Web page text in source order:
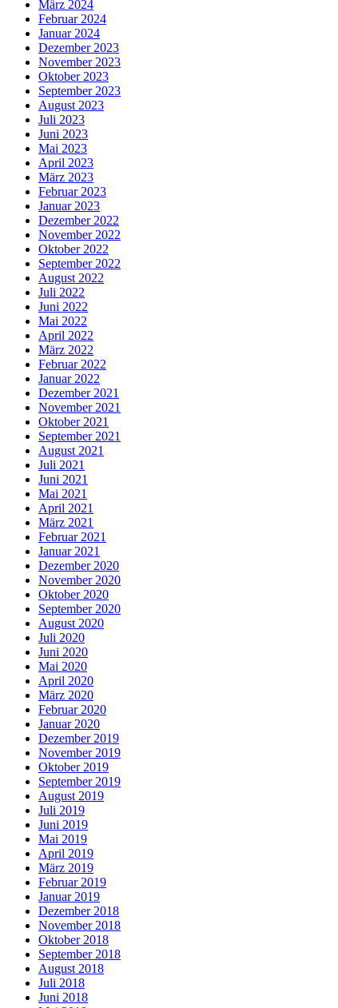
März 2024
Februar 2024
Januar 2024
Dezember 2023
November 2023
Oktober 2023
September 2023
August 2023
Juli 2023
Juni 2023
Mai 2023
April 2023
März 2023
Februar 2023
Januar 2023
Dezember 2022
November 2022
Oktober 2022
September 2022
August 2022
Juli 2022
Juni 2022
Mai 2022
April 2022
März 2022
Februar 2022
Januar 2022
Dezember 2021
November 2021
Oktober 2021
September 2021
August 2021
Juli 2021
Juni 2021
Mai 2021
April 2021
März 2021
Februar 2021
Januar 2021
Dezember 2020
November 2020
Oktober 2020
September 2020
August 2020
Juli 2020
Juni 2020
Mai 2020
April 2020
März 2020
Februar 2020
Januar 2020
Dezember 2019
November 2019
Oktober 2019
September 2019
August 2019
Juli 2019
Juni 2019
Mai 2019
April 2019
März 2019
Februar 2019
Januar 2019
Dezember 2018
November 2018
Oktober 2018
September 2018
August 2018
Juli 2018
Juni 2018